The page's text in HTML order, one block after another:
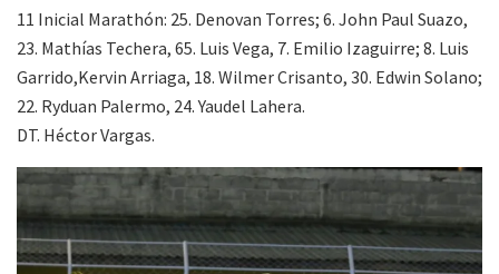
11 Inicial Marathón: 25. Denovan Torres; 6. John Paul Suazo,
23. Mathías Techera, 65. Luis Vega, 7. Emilio Izaguirre; 8. Luis
Garrido,Kervin Arriaga, 18. Wilmer Crisanto, 30. Edwin Solano;
22. Ryduan Palermo, 24. Yaudel Lahera.
DT. Héctor Vargas.